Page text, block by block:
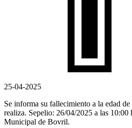
25-04-2025
Se informa su fallecimiento a la edad
realiza. Sepelio: 26/04/2025 a las 10:00
Municipal de Bovril.